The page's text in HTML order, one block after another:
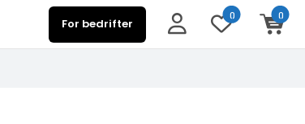
For bedrifter
0 0